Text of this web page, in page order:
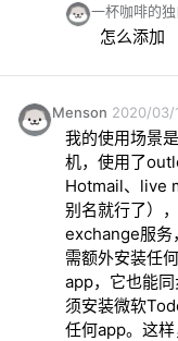
一杯咖啡的独
怎么添加
Menson 2020/03/
我的使用场景
机，使用了
Hotmail、live
别名就行了）
exchange服务
需额外安装任
app，它也能
须安装微软
任何app。这